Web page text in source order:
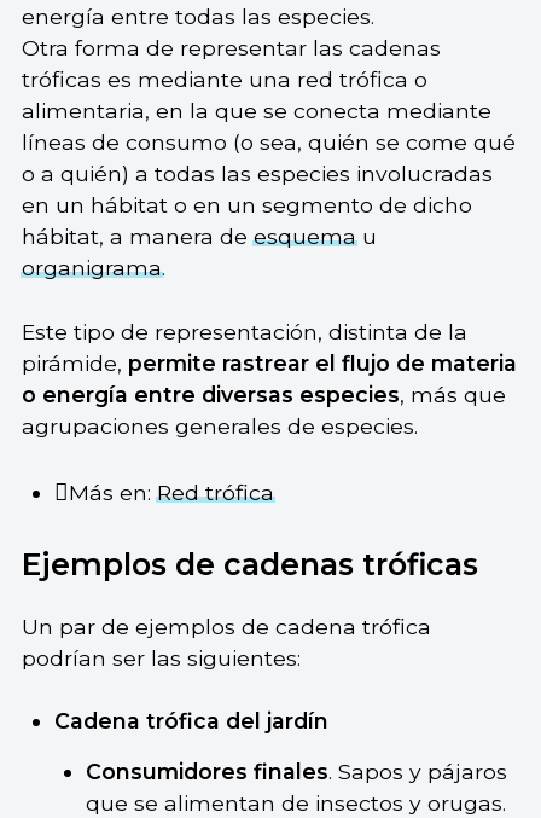
energía entre todas las especies.
Otra forma de representar las cadenas
tróficas es mediante una red trófica o
alimentaria, en la que se conecta mediante
líneas de consumo (o sea, quién se come qué
o a quién) a todas las especies involucradas
en un hábitat o en un segmento de dicho
hábitat, a manera deesquemau
organigrama.
Este tipo de representación, distinta de la
pirámide, permite rastrear el flujo de materia
o energía entre diversas especies, más que
agrupaciones generales de especies.
Más en:Red trófica
Ejemplos de cadenas tróficas
Un par de ejemplos de cadena trófica
podrían ser las siguientes:
Cadena trófica del jardín
Consumidores finales. Sapos y pájaros
que se alimentan de insectos y orugas.